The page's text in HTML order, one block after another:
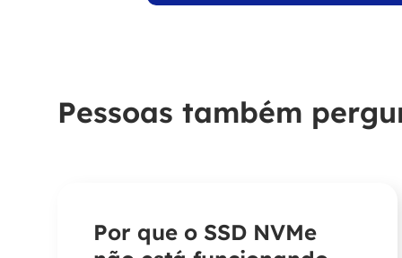
Pessoas também
Por que o SSD NVMe